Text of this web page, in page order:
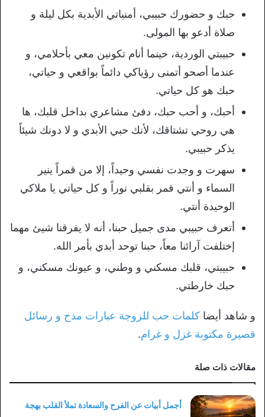
حبك و حضورك حبيبي، أمنياتي الأبدية بكل ليلة و
صلاة أدعو بها المولى.
حبيبتي الوردية، حينما أنام تكونين معي بأحلامي، و
عندما أصحو أتمنى رؤياكي دائماً بواقعي و حياتي،
حبك هو كل حياتي.
أحبك، و أحب حبك، دفئ مشاعري بداخل قلبك، ها
هي روحي تشتاقك، لأنك حبي الأبدي و لا دونك شيئاً
يذكر حبيبي.
سهرت و وجدت نفسي وحيداً، إلا من قمراً ينير
السماء و أنتي قمر بقلبي نوراً و كل حياتي يا ملاكي
الوحيدة أنتي.
أتعرف حبيبي مدى جميل حبنا، أنه لا يفرقنا شيئ مهما
إختلفت آرائنا معاً، حبنا توحد أبدي بأمر الله.
حبيبتي، قلبك مسكني و وطني، و عيونك مسكني، و
حبك خارطتي.
و شاهد أيضا كلمات حب للزوجة عبارات مدح و رسائل
قصيرة مكتوبة غزل و غرام.
مقالات ذات صلة
أجمل أبيات عن الفرح والسعادة تملأ القلب بهجة